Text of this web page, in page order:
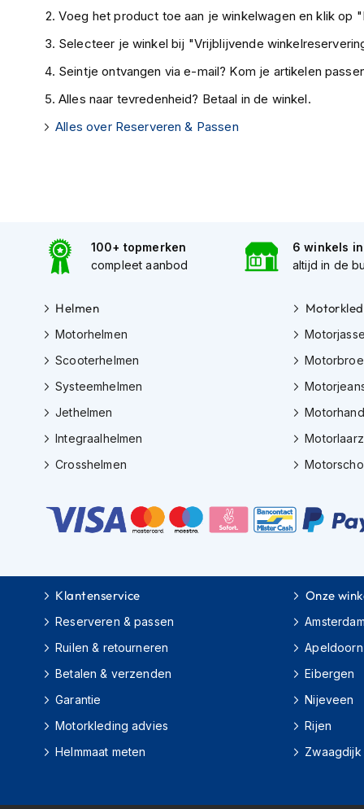
motorbroeken
Textiel
motorbroeken
Motorjeans
Motorpakken
motorpak
Dames
motorpak
Eendelig
motorpak
Tweedelig
Regenkleding
Onderkleding
en
helmmutsen
Koelvesten
Motorsokken
Nekwarmers
Verwarmde
Zero Pro
Keyo Blue/Red
Keyo White Neon MT
Voeg het product toe aan je winkelwagen en klik op
Selecteer je winkel bij "Vrijblijvende
Seintje ontvangen via e-mail? Kom je artikelen
Alles naar tevredenheid? Betaal in de winkel.
Alles over Reserveren & Passen
100+ topmerken
compleet aanbod
6 winkels in
altijd in de
Helmen
Motorhelmen
Scooterhelmen
Systeemhelmen
Jethelmen
Integraalhelmen
Crosshelmen
Klantenservice
Reserveren & passen
Ruilen & retourneren
Betalen & verzenden
Garantie
Motorkleding advies
Helmmaat meten
Onze
Amsterdam
Apeldoorn
Eibergen
Nijeveen
Rijen
Zwaagdijk